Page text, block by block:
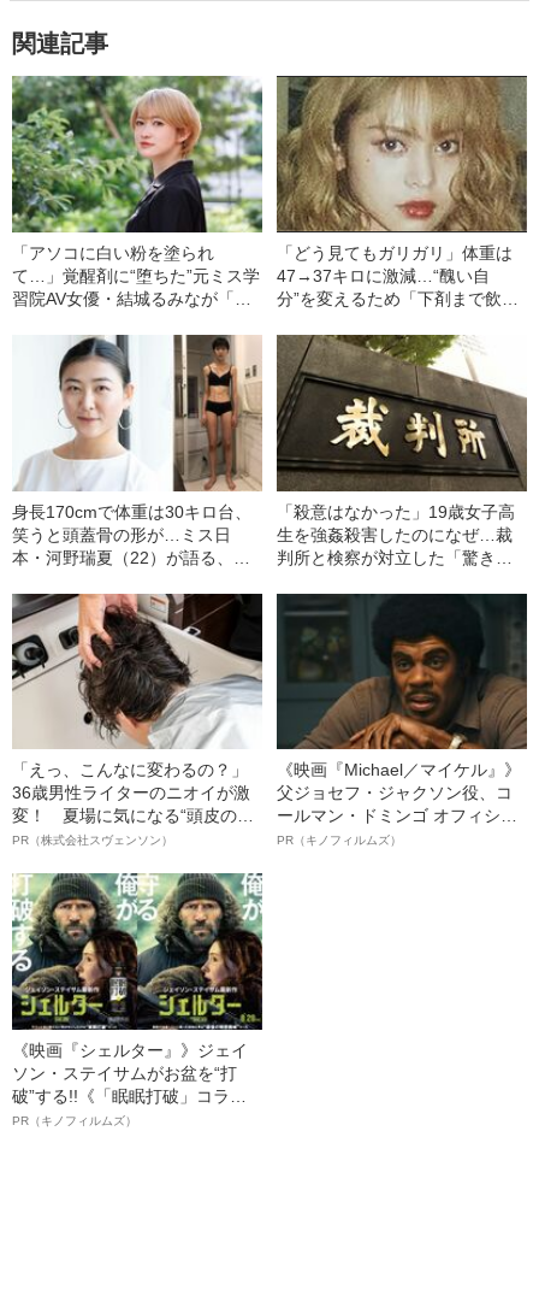
関連記事
「アソコに白い粉を塗られ
て…」覚醒剤に“堕ちた”元ミス学
習院AV女優・結城るみなが「逮
た」と語るワケ《お嬢様時代の
煩悶》
「どう見てもガリガリ」体重は
47→37キロに激減…“醜い自
分”を変えるため「下剤まで飲ん
身長170cmで体重は30キロ台、
笑うと頭蓋骨の形が…ミス日
本・河野瑞夏（22）が語る、摂
「殺意はなかった」19歳女子高
生を強姦殺害したのになぜ…裁
判所と検察が対立した「驚きの
「えっ、こんなに変わるの？」
36歳男性ライターのニオイが激
変！ 夏場に気になる“頭皮のニ
オイ”や“ベタつき”を解消す
ト”が生み出した徹底ケアとは
PR（株式会社スヴェンソン）
《映画『Michael／マイケル』》
父ジョセフ・ジャクソン役、コ
ールマン・ドミンゴ オフィシャ
ルインタビュー“観客を魅了した
PR（キノフィルムズ）
《映画『シェルター』》ジェイ
ソン・ステイサムがお盆を“打
破”する!!《「眠眠打破」コラ
ボ》
PR（キノフィルムズ）